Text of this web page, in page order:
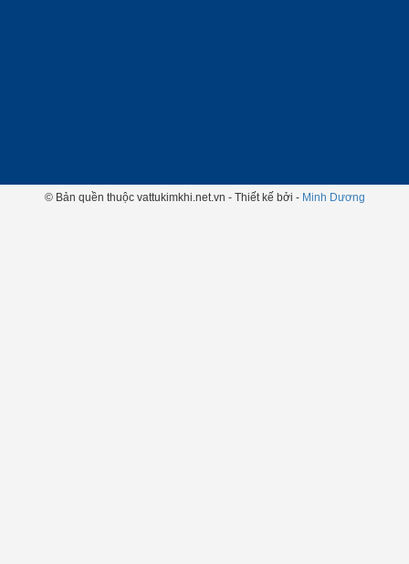
© Bản quền thuộc vattukimkhi.net.vn - Thiết kế bởi - Minh Dương